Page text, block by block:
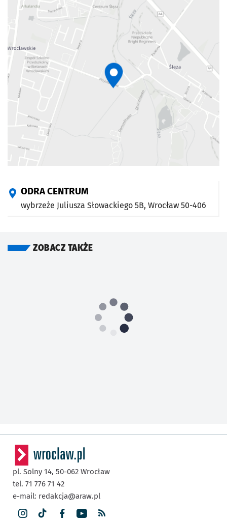
ODRA CENTRUM
wybrzeże Juliusza Słowackiego 5B, Wrocław 50-406
ZOBACZ TAKŻE
pl. Solny 14, 50-062 Wrocław
tel. 71 776 71 42
e-mail: redakcja@araw.pl